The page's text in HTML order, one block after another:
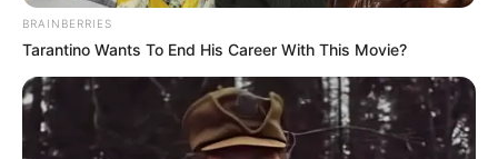
ยามมงคลความสำเร็จ ทรัพย์ ลาภยศ
ก่อเกิด
เวลา 08.25-10.48 น และ 15.37-18.00 น.
BRAINBERRIES
Tarantino Wants To End His Career With This Movie?